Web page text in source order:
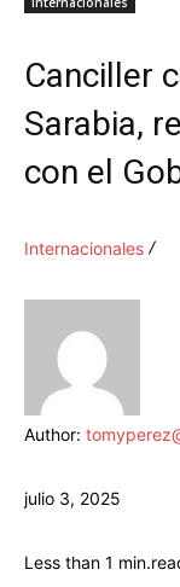
Canciller
Sarabia,
con el
Internacionales
Author:
julio 3, 2025
Less than 1 min.